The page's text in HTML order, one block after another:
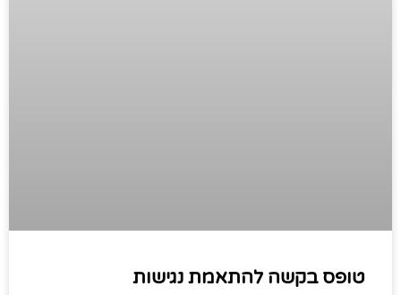
טופס בקשה להתאמת נגישות